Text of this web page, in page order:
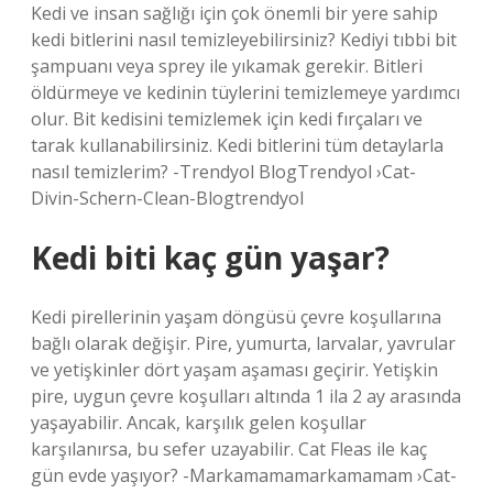
Kedi ve insan sağlığı için çok önemli bir yere sahip
kedi bitlerini nasıl temizleyebilirsiniz? Kediyi tıbbi bit
şampuanı veya sprey ile yıkamak gerekir. Bitleri
öldürmeye ve kedinin tüylerini temizlemeye yardımcı
olur. Bit kedisini temizlemek için kedi fırçaları ve
tarak kullanabilirsiniz. Kedi bitlerini tüm detaylarla
nasıl temizlerim? -Trendyol BlogTrendyol ›Cat-
Divin-Schern-Clean-Blogtrendyol
Kedi biti kaç gün yaşar?
Kedi pirellerinin yaşam döngüsü çevre koşullarına
bağlı olarak değişir. Pire, yumurta, larvalar, yavrular
ve yetişkinler dört yaşam aşaması geçirir. Yetişkin
pire, uygun çevre koşulları altında 1 ila 2 ay arasında
yaşayabilir. Ancak, karşılık gelen koşullar
karşılanırsa, bu sefer uzayabilir. Cat Fleas ile kaç
gün evde yaşıyor? -Markamamamarkamamam ›Cat-